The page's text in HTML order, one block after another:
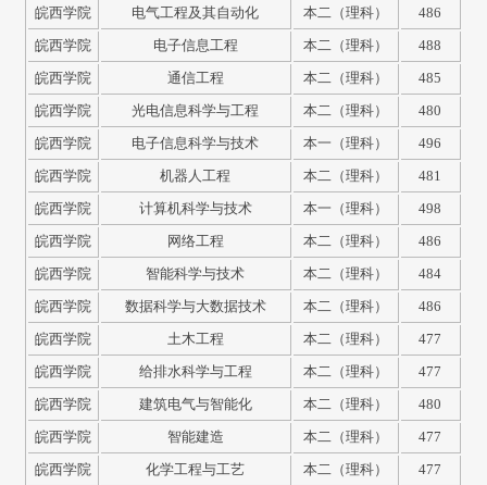
皖西学院
电气工程及其自动化 本二（理科）
486
皖西学院
电子信息工程 本二（理科）
488
皖西学院
通信工程 本二（理科）
485
皖西学院
光电信息科学与工程 本二（理科）
480
皖西学院
电子信息科学与技术 本一（理科）
496
皖西学院
机器人工程 本二（理科）
481
皖西学院
计算机科学与技术 本一（理科）
498
皖西学院
网络工程 本二（理科）
486
皖西学院
智能科学与技术 本二（理科）
484
皖西学院
数据科学与大数据技术 本二（理科）
486
皖西学院
土木工程 本二（理科）
477
皖西学院
给排水科学与工程 本二（理科）
477
皖西学院
建筑电气与智能化 本二（理科）
480
皖西学院
智能建造 本二（理科）
477
皖西学院
化学工程与工艺 本二（理科）
477